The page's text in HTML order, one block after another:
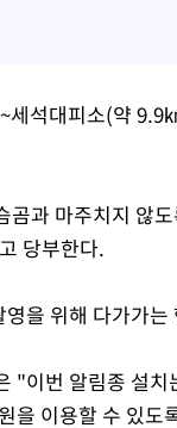
석대피소(약
곰과 마주치지 않
당부한다.
을 위해 다가가
"이번 알림종 설
을 이용할 수 있